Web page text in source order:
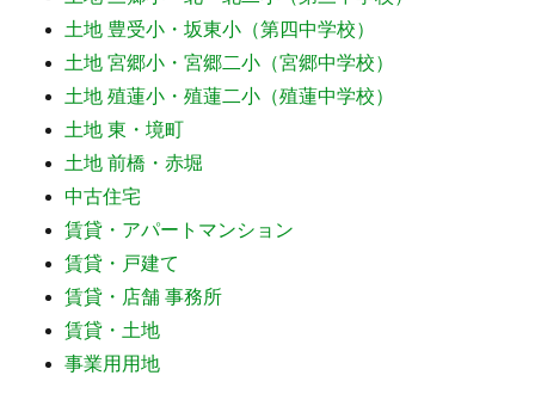
土地 豊受小・坂東小（第四中学校）
土地 宮郷小・宮郷二小（宮郷中学校）
土地 殖蓮小・殖蓮二小（殖蓮中学校）
土地 東・境町
土地 前橋・赤堀
中古住宅
賃貸・アパートマンション
賃貸・戸建て
賃貸・店舗 事務所
賃貸・土地
事業用用地